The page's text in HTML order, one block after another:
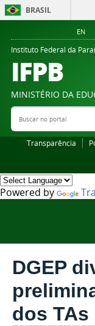
BRASIL
EN
Instituto Federal da
IFPB
MINISTÉRIO DA
Buscar no portal
Transparência
Powered by
DGEP
dos TAs